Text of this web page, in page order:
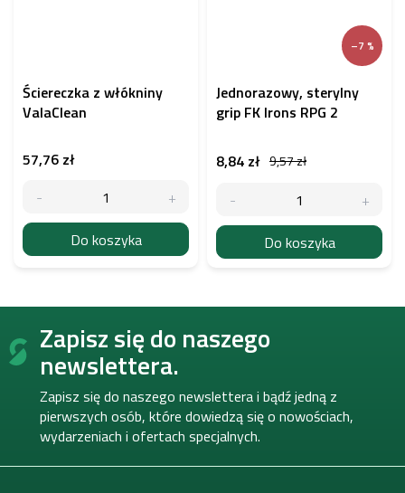
Ściereczka z włókniny
ValaClean
57,76 zł
Do koszyka
–7 %
Jednorazowy, sterylny
grip FK Irons RPG 2
9,57 zł
8,84 zł
Do koszyka
S
Zapisz się do naszego
newslettera.
Zapisz się do naszego newslettera i bądź jedną z
pierwszych osób, które dowiedzą się o nowościach,
wydarzeniach i ofertach specjalnych.